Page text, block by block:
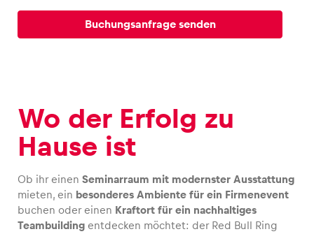
Seiten
Buchungsanfrage senden
Wo der Erfolg zu
Hause ist
Ob ihr einen Seminarraum mit modernster Ausstattung
mieten, ein besonderes Ambiente für ein Firmenevent
buchen oder einen Kraftort für ein nachhaltiges
Teambuilding entdecken möchtet: der Red Bull Ring